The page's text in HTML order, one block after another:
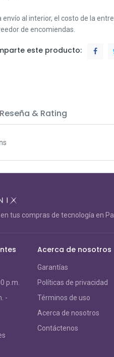
envío al interior, el costo de la
de encomiendas.
este producto:
Reseña & Rating
tus compras de tecnología en
p.m.
-
Acerca de nosotros
Garantías
Políticas de privacidad
Términos de uso
Acerca de nosotros
Contáctenos